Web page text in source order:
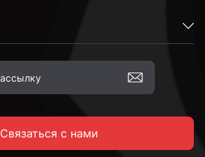
Связаться с нами